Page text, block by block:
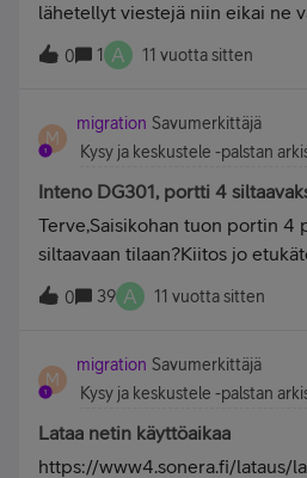
lähetellyt viestejä niin eikai ne
kenelle olen sitten soitellut tai
sen pysty "tilaamaan", että se
laskussa? Pystyykö
0 1 A 11 vuotta sitten
M
migration Savumerkittäjä
Kysy ja keskustele -palstan
Inteno DG301, portti 4
Terve,Saisikohan tuon portin 4
siltaavaan tilaan?Kiitos jo
0 39 A 11 vuotta sitten
M
migration Savumerkittäjä
Kysy ja keskustele -palstan
Lataa netin käyttöaikaa
https://www4.sonera.fi/lataus/